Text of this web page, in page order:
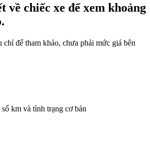
về chiếc xe để xem khoảng
chỉ để tham khảo, chưa phải mức giá bên
km và tình trạng cơ bản